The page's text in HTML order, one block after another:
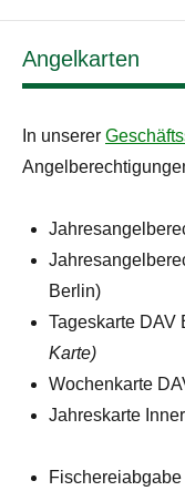
Angelkarten
In unserer
Berlin)
Tageskarte DAV
Karte)
Wochenkarte
Jahreskarte